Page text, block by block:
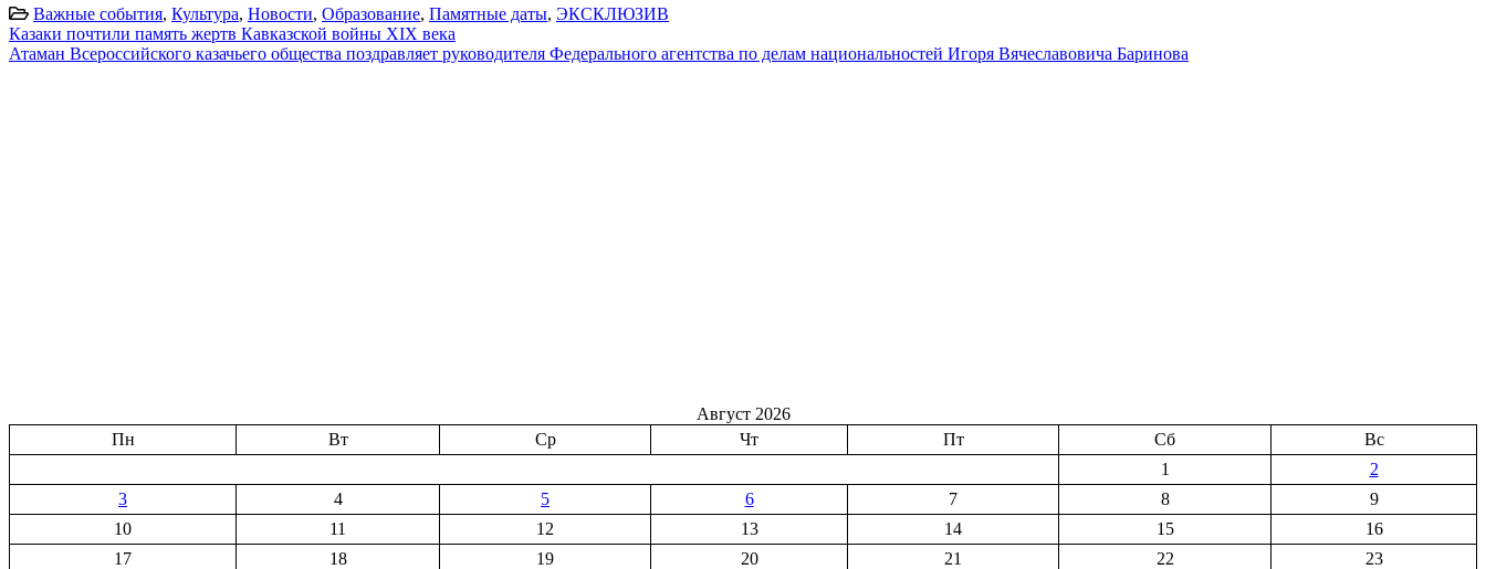
Важные события, Культура, Новости, Образование, Памятные даты, ЭКСКЛЮЗИВ
Казаки почтили память жертв Кавказской войны XIX века
Атаман Всероссийского казачьего общества поздравляет руководителя Федерального агентства по делам национальностей Игоря Вячеславовича Баринова
Август 2026
Пн
Вт Ср Чт Пт Сб
Вс
1
2
3
4 5 6 7 8
9
10
11 12 13 14 15
16
17
18 19 20 21 22
23